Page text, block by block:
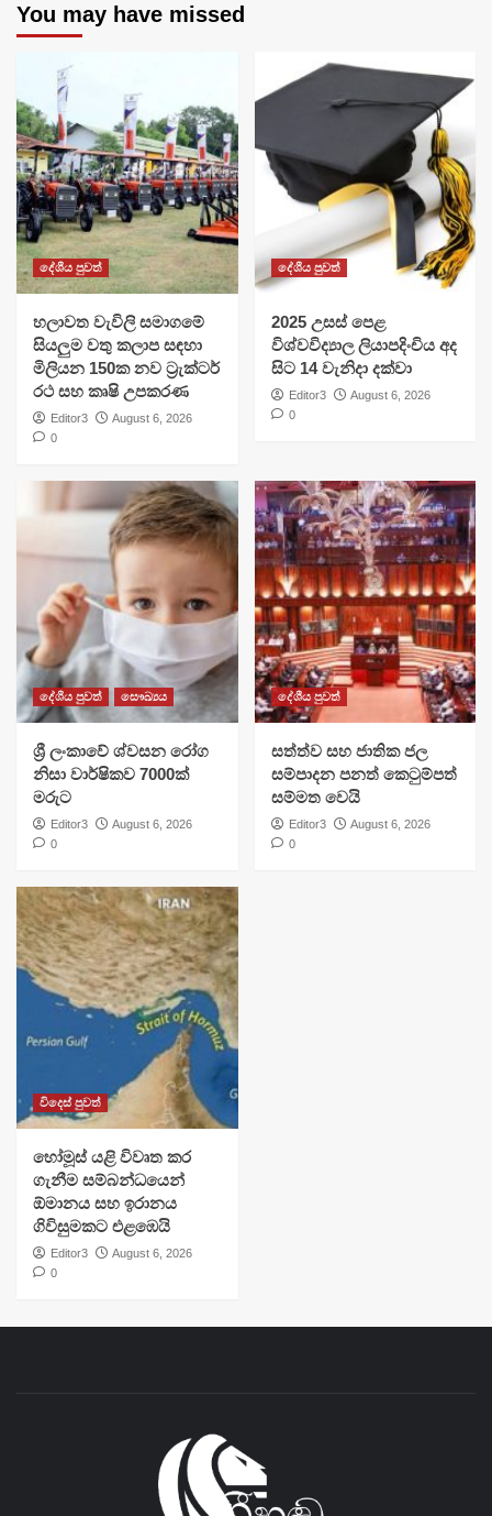
You may have missed
දේශීය පුවත්
හලාවත වැවිලි සමාගමේ
සියලුම වතු කලාප සඳහා
මිලියන 150ක නව ට්‍රැක්ටර්
රථ සහ කෘෂි උපකරණ
Editor3
August 6, 2026
0
දේශීය පුවත්
​2025 උසස් පෙළ
විශ්වවිද්‍යාල ලියාපදිංචිය අද
සිට 14 වැනිදා දක්වා
Editor3
August 6, 2026
0
දේශීය පුවත් සෞඛ්‍යය
ශ්‍රී ලංකාවේ ශ්වසන රෝග
නිසා වාර්ෂිකව 7000ක්
මරුට
Editor3
August 6, 2026
0
දේශීය පුවත්
සත්ත්ව සහ ජාතික ජල
සම්පාදන පනත් කෙටුම්පත්
සම්මත වෙයි
Editor3
August 6, 2026
0
විදෙස් පුවත්
හෝමූස් යළි විවෘත කර
ගැනීම සම්බන්ධයෙන්
ඕමානය සහ ඉරානය
ගිවිසුමකට එළඹෙයි
Editor3
August 6, 2026
0